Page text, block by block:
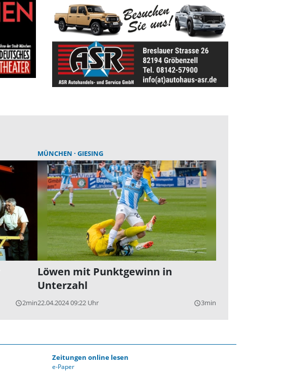
query_builder2min
MÜNCHEN GIESING
Löwen mit Punktgewinn in
Unterzahl
22.04.2024 09:22 Uhr query_builder3min
Zeitungen online lesen
e-Paper